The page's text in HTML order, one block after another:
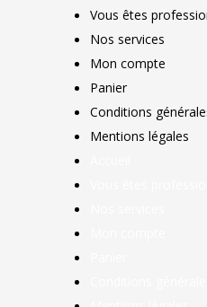
Vous êtes
Nos services
Mon compte
Panier
Conditions
Mentions légales